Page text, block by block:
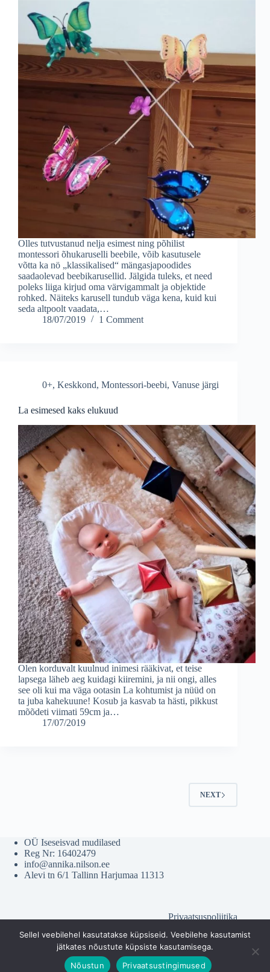
Olles tutvustanud nelja esimest ning põhilist
montessori õhukaruselli beebile, võib kasutusele
võtta ka nö „klassikalised“ mängasjapoodides
saadaolevad beebikarusellid. Jälgida tuleks, et need
poleks liiga kirjud oma värvigammalt ja objektide
rohked. Näiteks karusell tundub väga kena, kuid kui
seda altpoolt vaadata,…
18/07/2019
1 Comment
0+, Keskkond, Montessori-beebi, Vanuse järgi
La esimesed kaks elukuud
Olen korduvalt kuulnud inimesi rääkivat, et teise
lapsega läheb aeg kuidagi kiiremini, ja nii ongi, alles
see oli kui ma väga ootasin La kohtumist ja nüüd on
ta juba kahekuune! Kosub ja kasvab ta hästi, pikkust
mõõdeti viimati 59cm ja…
17/07/2019
NEXT
OÜ Iseseisvad mudilased
Reg Nr: 16402479
info@annika.nilson.ee
Alevi tn 6/1 Tallinn Harjumaa 11313
Privaatsuspoliitika
Sellel veebilehel kasutatakse küpsiseid. Veebilehe kasutamist
jätkates nõustute küpsiste kasutamisega.
Nõustun
Privaatsustingimused